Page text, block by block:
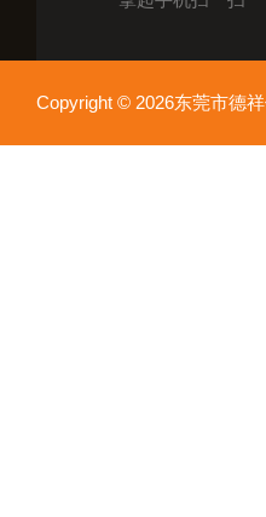
Copyright © 2026东莞市德